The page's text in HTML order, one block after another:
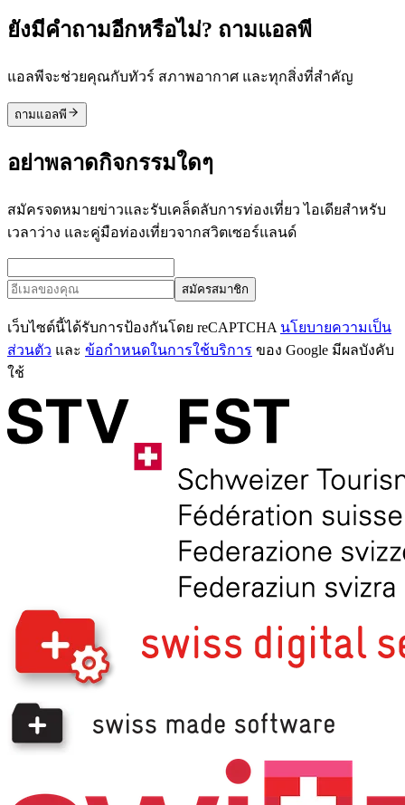
ยังมีคำถามอีกหรือไม่? ถามแอลพี
แอลพีจะช่วยคุณกับทัวร์ สภาพอากาศ และทุกสิ่งที่สำคัญ
ถามแอลพี
อย่าพลาดกิจกรรมใดๆ
สมัครจดหมายข่าวและรับเคล็ดลับการท่องเที่ยว ไอเดียสำหรับ
เวลาว่าง และคู่มือท่องเที่ยวจากสวิตเซอร์แลนด์
สมัครสมาชิก
เว็บไซต์นี้ได้รับการป้องกันโดย reCAPTCHA นโยบายความเป็น
ส่วนตัว และ ข้อกำหนดในการใช้บริการ ของ Google มีผลบังคับ
ใช้